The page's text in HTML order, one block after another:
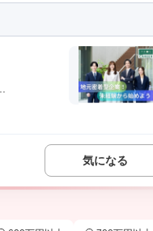
気になる